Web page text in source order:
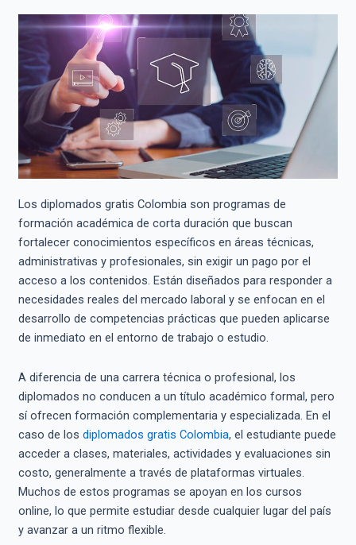
Los diplomados gratis Colombia son programas de
formación académica de corta duración que buscan
fortalecer conocimientos específicos en áreas técnicas,
administrativas y profesionales, sin exigir un pago por el
acceso a los contenidos. Están diseñados para responder a
necesidades reales del mercado laboral y se enfocan en el
desarrollo de competencias prácticas que pueden aplicarse
de inmediato en el entorno de trabajo o estudio.
A diferencia de una carrera técnica o profesional, los
diplomados no conducen a un título académico formal, pero
sí ofrecen formación complementaria y especializada. En el
caso de los diplomados gratis Colombia, el estudiante puede
acceder a clases, materiales, actividades y evaluaciones sin
costo, generalmente a través de plataformas virtuales.
Muchos de estos programas se apoyan en los cursos
online, lo que permite estudiar desde cualquier lugar del país
y avanzar a un ritmo flexible.